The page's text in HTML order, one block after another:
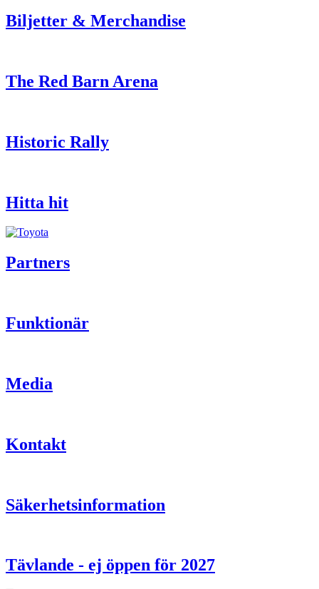
Biljetter & Merchandise
The Red Barn Arena
Historic Rally
Hitta hit
Partners
Funktionär
Media
Kontakt
Säkerhetsinformation
Tävlande - ej öppen för 2027